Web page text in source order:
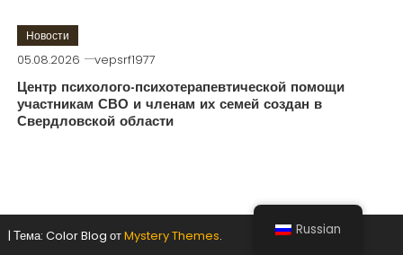
Новости
05.08.2026 vepsrf1977
Центр психолого-психотерапевтической помощи
участникам СВО и членам их семей создан в
Свердловской области
| Тема: Color Blog отMystery Themes. Russian